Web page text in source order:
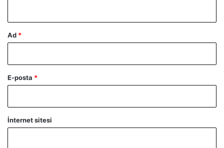
Ad *
E-posta *
İnternet sitesi